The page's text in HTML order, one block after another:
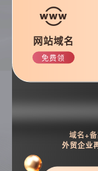
建站技巧
网站域名
免费领
域名+
外贸企业